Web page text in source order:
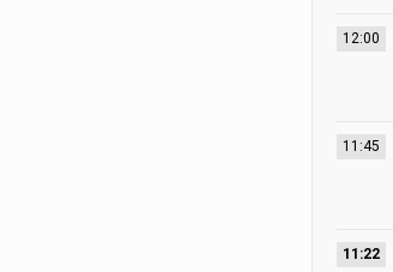
12:00
11:45
11:22